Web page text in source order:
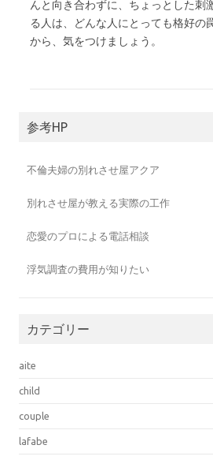
んと向き合わずに、ちょっとした刺
る人は、どんな人にとっても格好の
から、気をつけましょう。
参考HP
不倫夫婦の別れさせ屋アクア
別れさせ屋が教える実際の工作
恋愛のプロによる電話相談
浮気調査の費用が知りたい
カテゴリー
aite
child
couple
lafabe